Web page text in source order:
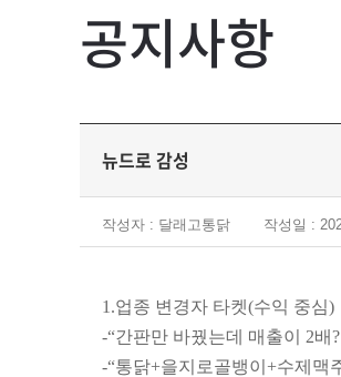
공지사항
뉴드로 감성
작성자 : 달래고통닭 작성일 :
1.업종 변경자 타켓(수익 중심)
-“간판만 바꿨는데 매출이 2배?
-“통닭+을지로골뱅이 +수제맥